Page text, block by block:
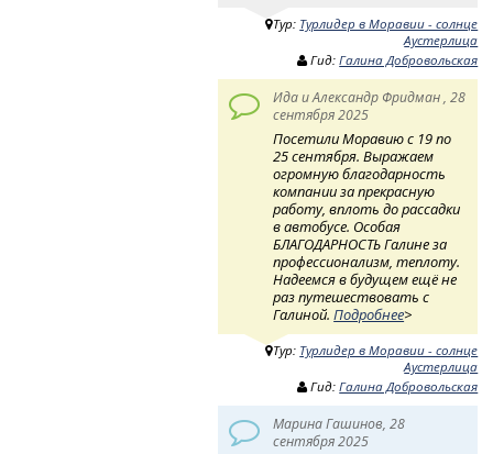
Тур: Турлидер в Моравии - солнце
Аустерлица
Гид:Галина Добровольская
Ида и Александр Фридман , 28
сентября 2025
Посетили Моравию с 19 по
25 сентября. Выражаем
огромную благодарность
компании за прекрасную
работу, вплоть до рассадки
в автобусе. Особая
БЛАГОДАРНОСТЬ Галине за
профессионализм, теплоту.
Надеемся в будущем ещё не
раз путешествовать с
Галиной.Подробнее>
Тур: Турлидер в Моравии - солнце
Аустерлица
Гид:Галина Добровольская
Марина Гашинов, 28
сентября 2025